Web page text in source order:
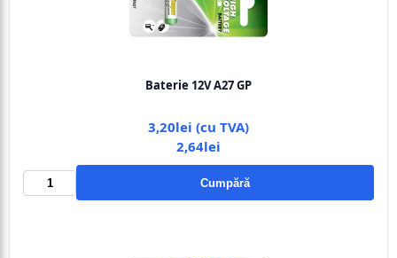
Baterie 12V A27 GP
3,20lei (cu TVA)
2,64lei
Cumpără